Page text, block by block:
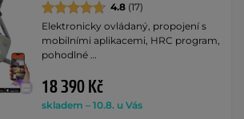
4.8 (17)
Elektronicky ovládaný, propojení s
mobilními aplikacemi, HRC program,
pohodlné …
18 390 Kč
skladem – 10.8. u Vás